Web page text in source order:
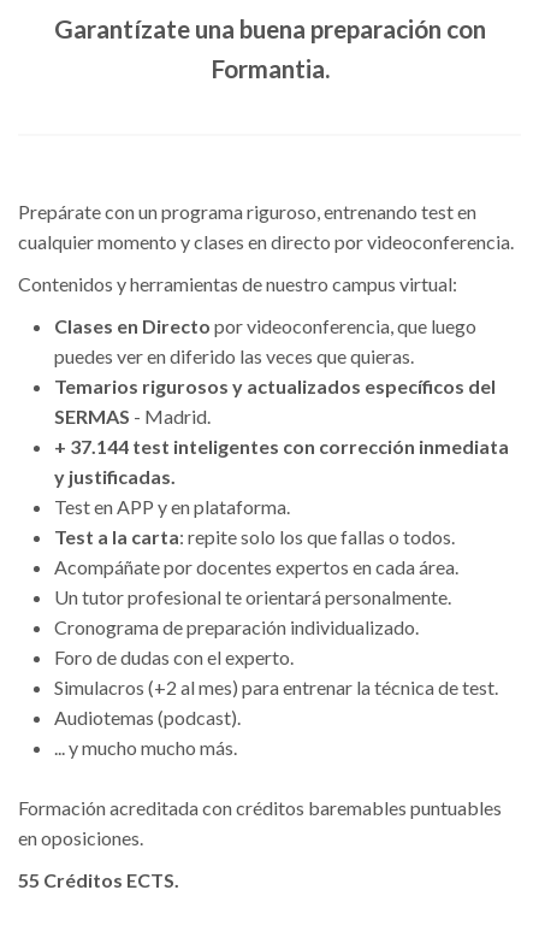
Garantízate una buena preparación con
Formantia.
Prepárate con un programa riguroso, entrenando test en
cualquier momento y clases en directo por videoconferencia.
Contenidos y herramientas de nuestro campus virtual:
Clases en Directo por videoconferencia, que luego
puedes ver en diferido las veces que quieras.
Temarios rigurosos y actualizados específicos del
SERMAS - Madrid.
+ 37.144 test inteligentes con corrección inmediata
y justificadas.
Test en APP y en plataforma.
Test a la carta: repite solo los que fallas o todos.
Acompáñate por docentes expertos en cada área.
Un tutor profesional te orientará personalmente.
Cronograma de preparación individualizado.
Foro de dudas con el experto.
Simulacros (+2 al mes) para entrenar la técnica de test.
Audiotemas (podcast).
... y mucho mucho más.
Formación acreditada con créditos baremables puntuables
en oposiciones.
55 Créditos ECTS.